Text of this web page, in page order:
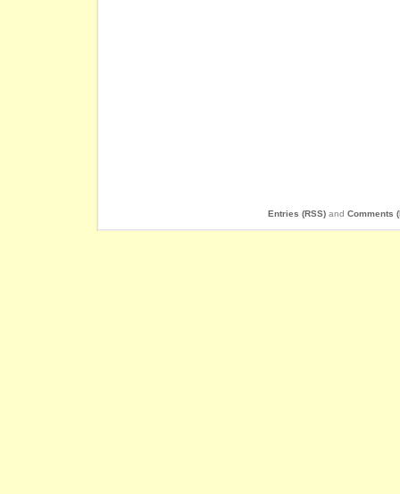
Entries (RSS) and Comments